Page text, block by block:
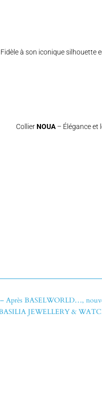
Fidèle à son iconique silhouette
CollierNOUA– Élégance et